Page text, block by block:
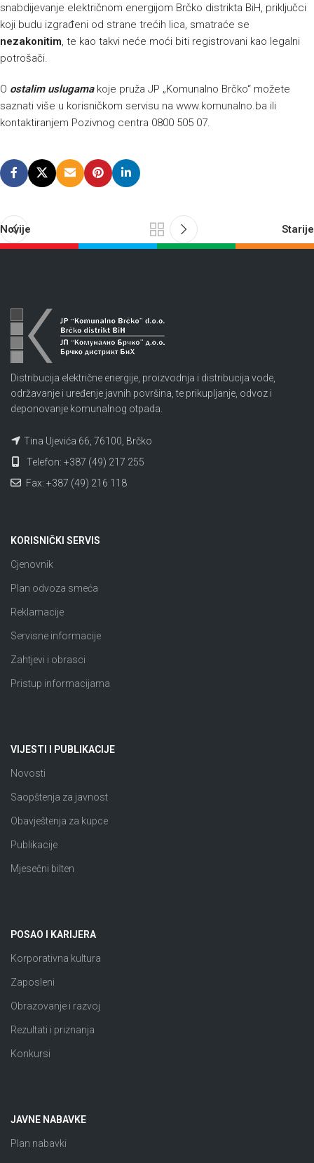
snabdijevanje električnom energijom Brčko distrikta BiH, priključci
koji budu izgrađeni od strane trećih lica, smatraće se
nezakonitim, te kao takvi neće moći biti registrovani kao legalni
potrošači.
O ostalim uslugamakoje pruža JP „Komunalno Brčko“ možete
saznati više u korisničkom servisu na www.komunalno.ba ili
kontaktiranjem Pozivnog centra 0800 505 07.
Novije Starije
Distribucija električne energije, proizvodnja i distribucija vode,
održavanje i uređenje javnih površina, te prikupljanje, odvoz i
deponovanje komunalnog otpada.
Tina Ujevića 66, 76100, Brčko
Telefon: +387 (49) 217 255
Fax: +387 (49) 216 118
KORISNIČKI SERVIS
Cjenovnik
Plan odvoza smeća
Reklamacije
Servisne informacije
Zahtjevi i obrasci
Pristup informacijama
VIJESTI I PUBLIKACIJE
Novosti
Saopštenja za javnost
Obavještenja za kupce
Publikacije
Mjesečni bilten
POSAO I KARIJERA
Korporativna kultura
Zaposleni
Obrazovanje i razvoj
Rezultati i priznanja
Konkursi
JAVNE NABAVKE
Plan nabavki